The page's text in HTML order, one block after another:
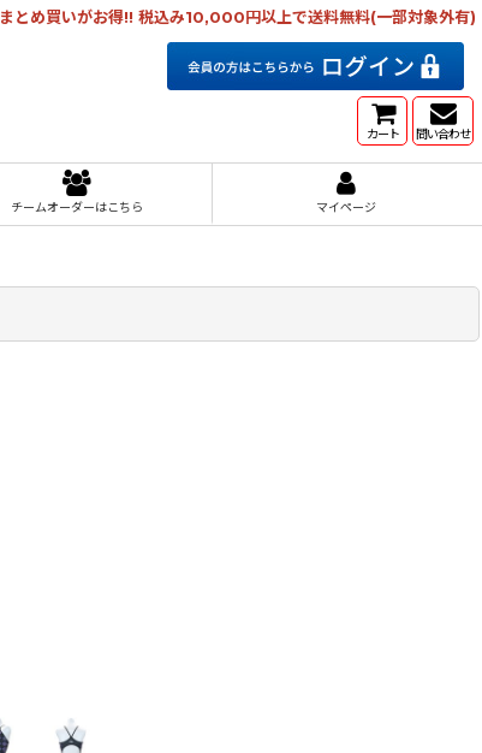
まとめ買いがお得!! 税込み10,000円以上で送料無料(一部対象外有)
カート 問い合わせ
チームオーダーはこちら マイページ